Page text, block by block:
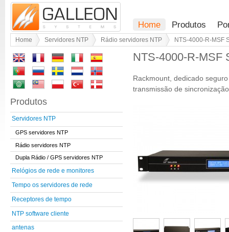
Home Produtos
Home Servidores NTP Rádio servidores NTP NTS-4000-R-MSF
NTS-4000-R-MSF
Rackmount, dedicado
transmissão de
Produtos
Servidores NTP
GPS servidores NTP
Rádio servidores NTP
Dupla Rádio / GPS servidores NTP
Relógios de rede e monitores
Tempo os servidores de rede
Receptores de tempo
NTP software cliente
antenas